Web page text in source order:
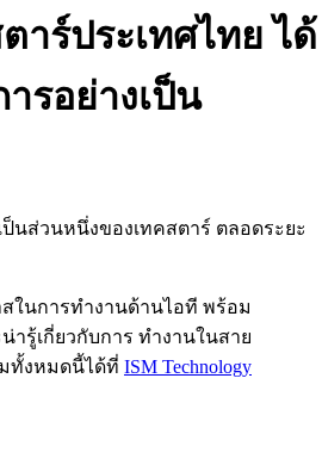
าร์ประเทศไทย ได้
รอย่างเป็น
ส่วนหนึ่งของเทคสตาร์ ตลอดระยะ
ในการทำงานด้านไอที พร้อม
ารู้เกี่ยวกับการ ทำงานในสาย
ทั้งหมดนี้ได้ที่ ISM Technology